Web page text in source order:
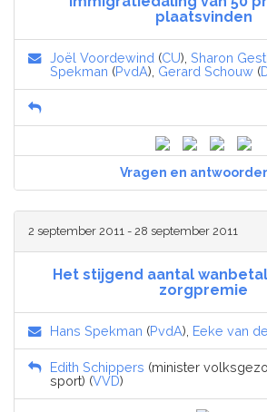
plaatsvinden
Joël Voordewind (CU), Sharon
Spekman (PvdA), Gerard Schouw (
Vragen en
2 september 2011 - 28 september 2011
Het stijgend aantal
zorgpremie
Hans Spekman (PvdA), Eeke van
Edith Schippers (minister
sport) (VVD)